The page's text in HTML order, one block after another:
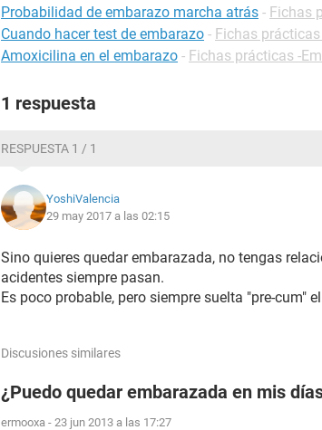
Probabilidad de embarazo marcha atrás - Fichas
Cuando hacer test de embarazo - Fichas
Amoxicilina en el embarazo - Fichas prácticas -
1 respuesta
RESPUESTA 1 / 1
YoshiValencia
29 may 2017 a las 02:15
Sino quieres quedar embarazada, no tengas
acidentes siempre pasan.
Es poco probable, pero siempre suelta "pre-cum"
Discusiones similares
¿Puedo quedar embarazada en mis
ermooxa - 23 jun 2013 a las 17:27